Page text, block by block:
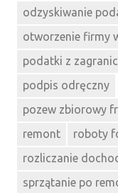
odzyskiwanie
otworzenie firmy
podatki z
podpis odręczny
pozew zbiorowy
remont
roboty
rozliczanie
sprzątanie po